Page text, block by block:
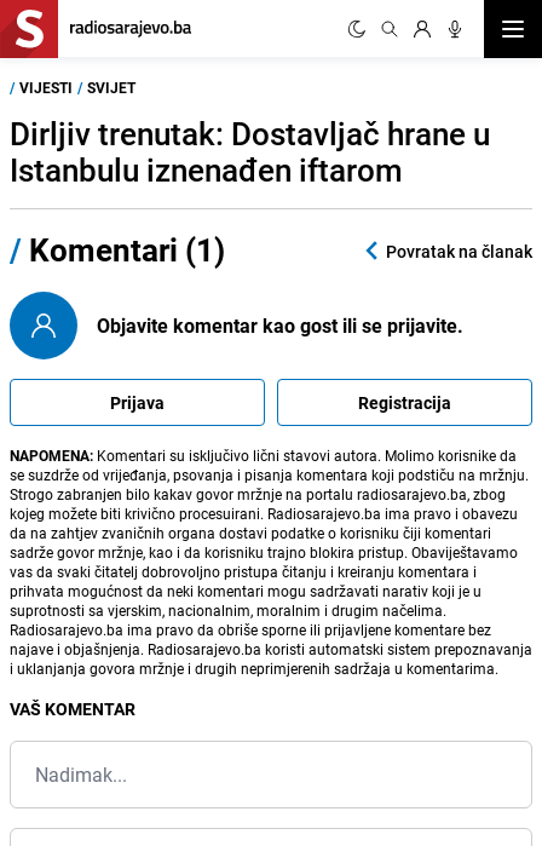
/ VIJESTI / SVIJET
Dirljiv trenutak: Dostavljač hrane u
Istanbulu iznenađen iftarom
/ Komentari (1) Povratak na članak
Objavite komentar kao gost ili se prijavite.
Prijava Registracija
NAPOMENA: Komentari su isključivo lični stavovi autora. Molimo korisnike da
se suzdrže od vrijeđanja, psovanja i pisanja komentara koji podstiču na mržnju.
Strogo zabranjen bilo kakav govor mržnje na portalu radiosarajevo.ba, zbog
kojeg možete biti krivično procesuirani. Radiosarajevo.ba ima pravo i obavezu
da na zahtjev zvaničnih organa dostavi podatke o korisniku čiji komentari
sadrže govor mržnje, kao i da korisniku trajno blokira pristup. Obaviještavamo
vas da svaki čitatelj dobrovoljno pristupa čitanju i kreiranju komentara i
prihvata mogućnost da neki komentari mogu sadržavati narativ koji je u
suprotnosti sa vjerskim, nacionalnim, moralnim i drugim načelima.
Radiosarajevo.ba ima pravo da obriše sporne ili prijavljene komentare bez
najave i objašnjenja. Radiosarajevo.ba koristi automatski sistem prepoznavanja
i uklanjanja govora mržnje i drugih neprimjerenih sadržaja u komentarima.
VAŠ KOMENTAR